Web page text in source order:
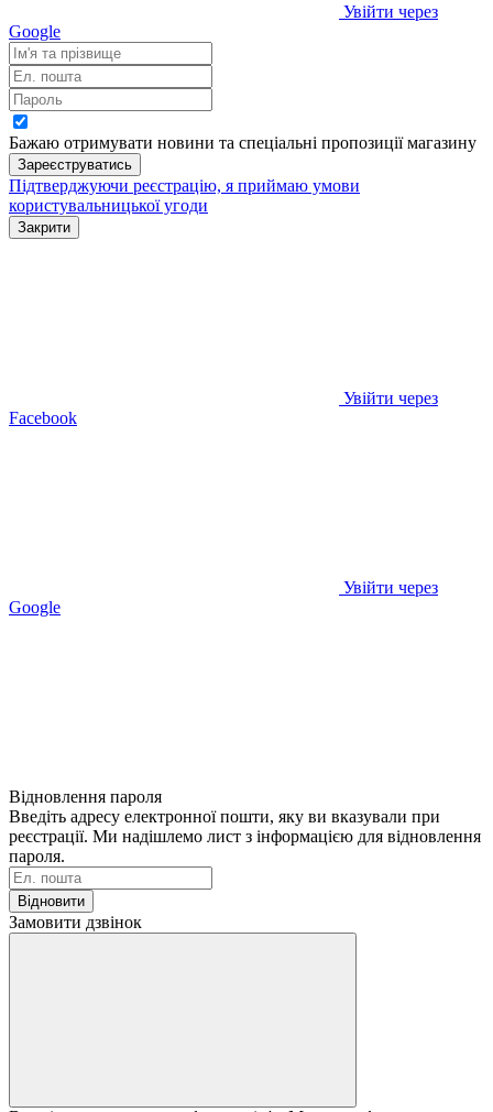
Увійти через
Google
Бажаю отримувати новини та спеціальні пропозиціїмагазину
Зареєструватись
Підтверджуючи реєстрацію, я приймаю умови
користувальницької угоди
Закрити
Увійти через
Facebook
Увійти через
Google
Відновлення пароля
Введіть адресу електронної пошти, яку ви вказували при
реєстрації. Ми надішлемо лист з інформацією для відновлення
пароля.
Відновити
Замовити дзвінок